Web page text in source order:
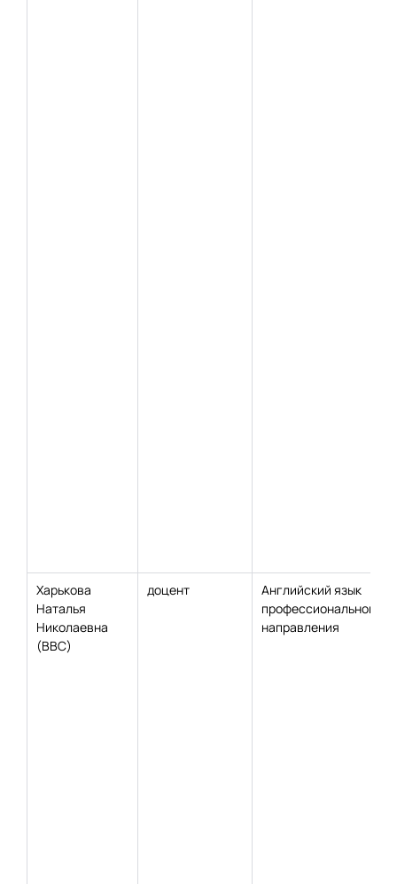
Харькова
Наталья
Николаевна
(ВВС)
доцент
Английский язык
профессионального
направления